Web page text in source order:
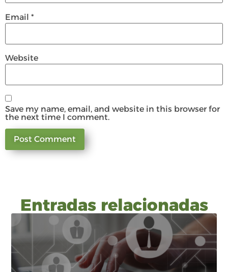
Email *
Website
Save my name, email, and website in this browser for
the next time I comment.
Entradas relacionadas